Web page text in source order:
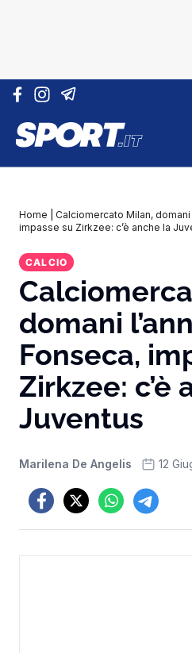
Vai al contenuto
Home
Calciomercato Milan, domani
impasse su Zirkzee: c’è anche la
CALCIO
domani
Fonseca,
Zirkzee: c’è
Juventus
Marilena De Angelis 12